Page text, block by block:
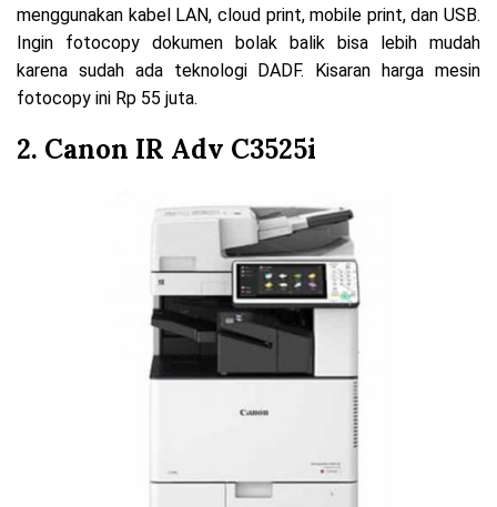
menggunakan kabel LAN, cloud print, mobile print, dan USB.
Ingin fotocopy dokumen bolak balik bisa lebih mudah
karena sudah ada teknologi DADF. Kisaran harga mesin
fotocopy ini Rp 55 juta.
2. Canon IR Adv C3525i